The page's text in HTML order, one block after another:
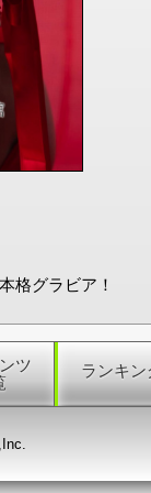
格グラビア！
ツ
ランキン